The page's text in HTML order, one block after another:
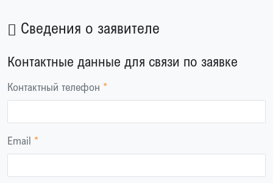
Сведения о заявителе
Контактные данные для связи по заявке
Контактный телефон
Email